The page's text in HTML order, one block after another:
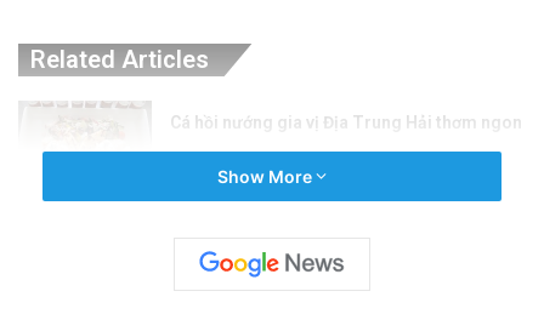
Related Articles
Cá hồi nướng gia vị Địa Trung Hải thơm ngon
Quỹ Đất Silicon Valley Khởi Động Nâng Cấp
Căn Hộ Cũ Kỹ Thuật Hiện Đại
Show More